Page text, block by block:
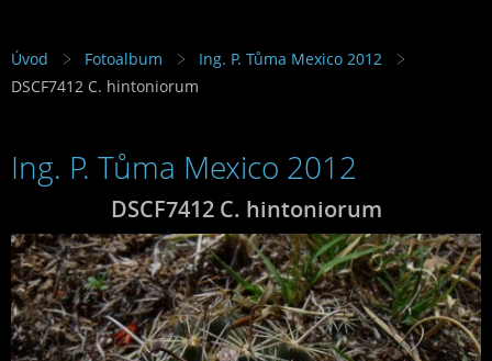
Úvod Fotoalbum
Ing. P. Tůma Mexico 2012
DSCF7412 C. hintoniorum
Ing. P. Tůma Mexico 2012
DSCF7412 C. hintoniorum